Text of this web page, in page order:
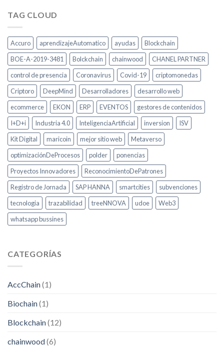
TAG CLOUD
Accuro aprendizajeAutomatico ayudas
Blockchain
BOE-A-2019-3481
Bolckchain chainwood
CHANEL PARTNER
control de presencia
Coronavirus Covid-19
criptomonedas
Criptoro
DeepMind Desarrolladores
desarrollo web
ecommerce
EKON ERP EVENTOS
gestores de contenidos
I+D+i
Industria 4.0 InteligenciaArtificial inversion
ISV
Kit Digital
maricoin mejor sitio web
Metaverso
optimizaciónDeProcesos
polder
ponencias
Proyectos Innovadores
ReconocimientoDePatrones
Registro de Jornada
SAP HANNA smartcities
subvenciones
tecnologia
trazabilidad treeNNOVA udoe
Web3
whatsapp bussines
CATEGORÍAS
AccChain(1)
Biochain(1)
Blockchain(12)
chainwood(6)